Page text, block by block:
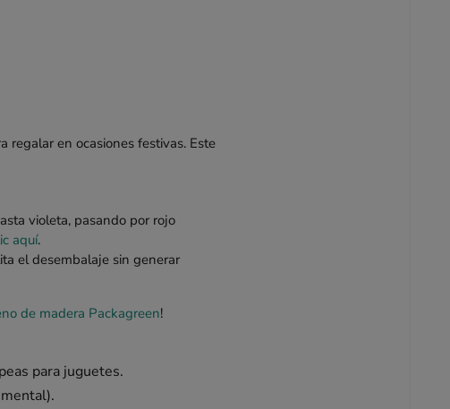
regalar en ocasiones festivas. Este
violeta, pasando por rojo
aquí.
el desembalaje sin generar
de madera Packagreen!
para juguetes.